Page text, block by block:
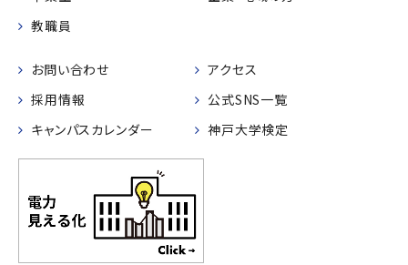
教職員
お問い合わせ
アクセス
採用情報
公式SNS一覧
キャンパスカレンダー
神戸大学検定